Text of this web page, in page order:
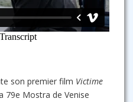
son premier film Victime
79e Mostra de Venise